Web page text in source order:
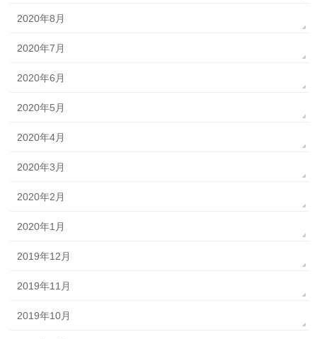
2020年8月
2020年7月
2020年6月
2020年5月
2020年4月
2020年3月
2020年2月
2020年1月
2019年12月
2019年11月
2019年10月